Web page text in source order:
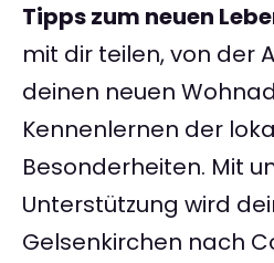
Tipps zum neuen
mit dir teilen, von der
deinen neuen
Kennenlernen der
Besonderheiten. Mit
Unterstützung wird
Gelsenkirchen nach